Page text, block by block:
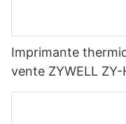
Imprimante
vente ZYWELL ZY-
USB+LAN/